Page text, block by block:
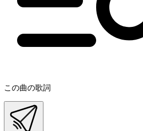
この曲の歌詞